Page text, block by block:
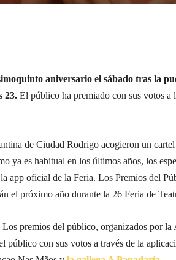
aniversario el sábado tras la
23. El público ha premiado con sus votos a
de Ciudad Rodrigo acogieron un
ya es habitual en los últimos años, los
app oficial de la Feria. Los Premios del
el próximo año durante la 26 Feria de
Los premios del público, organizados por
con sus votos a través de la